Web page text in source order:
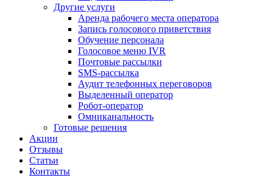
Другие услуги
Аренда рабочего места оператора
Запись голосового приветствия
Обучение персонала
Голосовое меню IVR
Почтовые рассылки
SMS-рассылка
Аудит телефонных переговоров
Выделенный оператор
Робот-оператор
Омниканальность
Готовые решения
Акции
Отзывы
Статьи
Контакты